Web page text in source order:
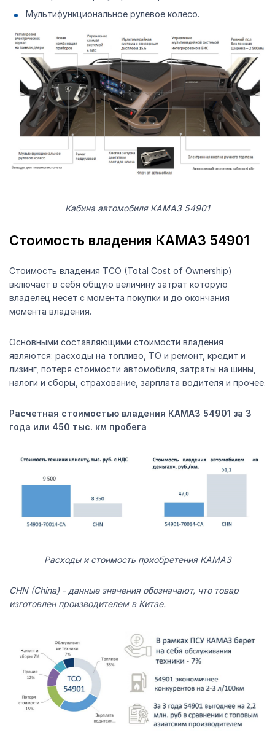
Мультифункциональное рулевое колесо.
Кабина автомобиля КАМАЗ 54901
Стоимость владения КАМАЗ 54901
Стоимость владения ТСО (Total Cost of Ownership)
включает в себя общую величину затрат которую
владелец несет с момента покупки и до окончания
момента владения.
Основными составляющими стоимости владения
являются: расходы на топливо, ТО и ремонт, кредит и
лизинг, потеря стоимости автомобиля, затраты на шины,
налоги и сборы, страхование, зарплата водителя и прочее.
Расчетная стоимостью владения КАМАЗ 54901 за 3
года или 450 тыс. км пробега
Расходы и стоимость приобретения КАМАЗ
CHN (China) - данные значения обозначают, что товар
изготовлен производителем в Китае.